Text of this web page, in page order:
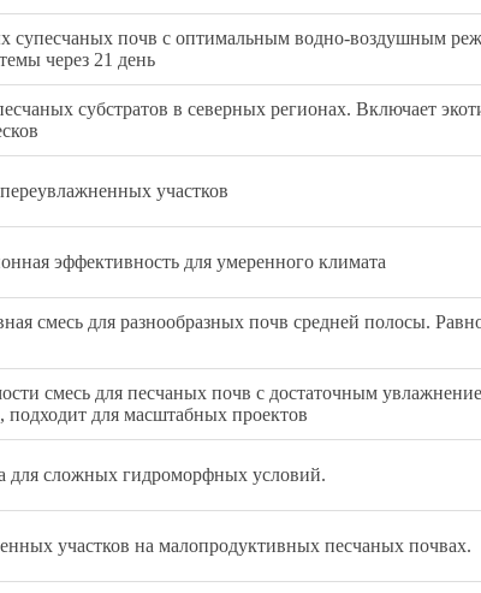
супесчаных почв с оптимальным водно-воздушным
через 21 день
субстратов в северных регионах. Включает
участков
эффективность для умеренного климата
смесь для разнообразных почв средней полосы.
смесь для песчаных почв с достаточным
для масштабных проектов
для сложных гидроморфных условий.
участков на малопродуктивных песчаных почвах.